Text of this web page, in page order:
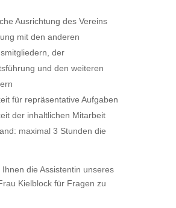
Ausrichtung des Vereins
mit den anderen
der
und den weiteren
für repräsentative Aufgaben
der inhaltlichen Mitarbeit
maximal 3 Stunden die
die Assistentin unseres
Kielblock für Fragen zu